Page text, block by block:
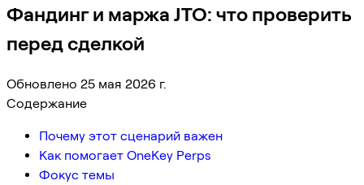
Фандинг и маржа JTO: что проверить
перед сделкой
Обновлено 25 мая 2026 г.
Содержание
Почему этот сценарий важен
Как помогает OneKey Perps
Фокус темы